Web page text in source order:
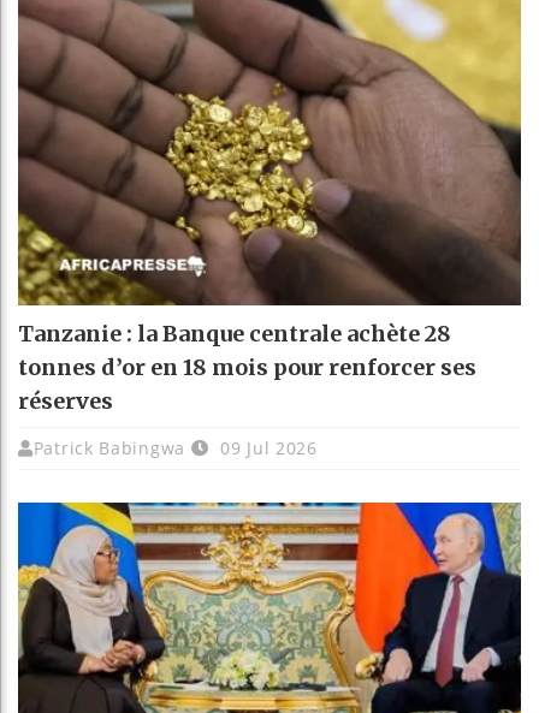
Tanzanie : la Banque centrale achète 28
tonnes d’or en 18 mois pour renforcer ses
réserves
Patrick Babingwa 09 Jul 2026